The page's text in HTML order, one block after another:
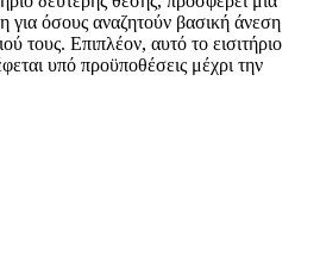
για όσους αναζητούν βασική άνεση
τους. Επιπλέον, αυτό το εισιτήριο
υπό προϋποθέσεις μέχρι την